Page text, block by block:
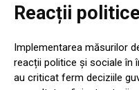
Reacții
Implementarea măsurilor
reacții politice și sociale în
au criticat ferm deciziile